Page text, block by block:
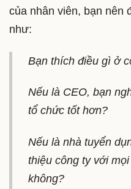
của nhân viên, bạn nên
như:
Bạn thích điều gì ở
Nếu là CEO, bạn
tổ chức tốt hơn?
Nếu là nhà tuyển
thiệu công ty với
không?